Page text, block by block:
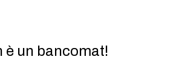
è un bancomat!